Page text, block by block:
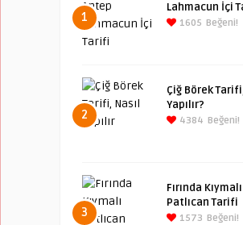
1
Lahmacun İçi
1605 Beğeni!
2
Çiğ Börek
Yapılır?
4384 Beğeni!
3
Fırında Kıymalı
Patlıcan Tarifi
1573 Beğeni!